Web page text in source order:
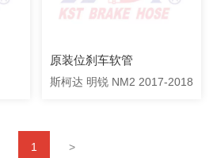
原装位刹车软管
斯柯达 明锐 NM2 2017-2018
1 >